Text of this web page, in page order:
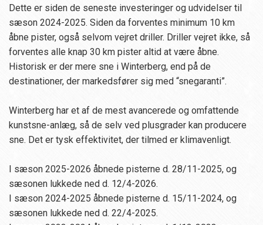
Dette er siden de seneste investeringer og udvidelser til
sæson 2024-2025. Siden da forventes minimum 10 km
åbne pister, også selvom vejret driller. Driller vejret ikke, så
forventes alle knap 30 km pister altid at være åbne.
Historisk er der mere sne i Winterberg, end på de
destinationer, der markedsfører sig med “snegaranti”.
Winterberg har et af de mest avancerede og omfattende
kunstsne-anlæg, så de selv ved plusgrader kan producere
sne. Det er tysk effektivitet, der tilmed er klimavenligt.
I sæson 2025-2026 åbnede pisterne d. 28/11-2025, og
sæsonen lukkede ned d. 12/4-2026.
I sæson 2024-2025 åbnede pisterne d. 15/11-2024, og
sæsonen lukkede ned d. 22/4-2025.